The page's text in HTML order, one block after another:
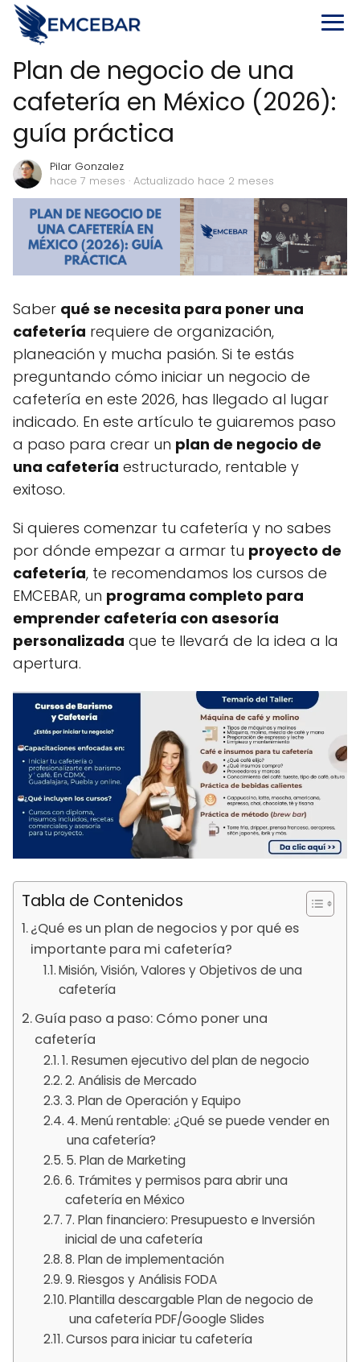
Plan de negocio de una
cafetería en México (2026):
guía práctica
Pilar Gonzalez
hace 7 meses · Actualizado hace 2 meses
Saber qué se necesita para poner una
cafetería requiere de organización,
planeación y mucha pasión. Si te estás
preguntando cómo iniciar un negocio de
cafetería en este 2026, has llegado al lugar
indicado. En este artículo te guiaremos paso
a paso para crear un plan de negocio de
una cafetería estructurado, rentable y
exitoso.
Si quieres comenzar tu cafetería y no sabes
por dónde empezar a armar tu proyecto de
cafetería, te recomendamos los cursos de
EMCEBAR, un programa completo para
emprender cafetería con asesoría
personalizada que te llevará de la idea a la
apertura.
Tabla de Contenidos
¿Qué es un plan de negocios y por qué es
importante para mi cafetería?
Misión, Visión, Valores y Objetivos de una
cafetería
Guía paso a paso: Cómo poner una
cafetería
1. Resumen ejecutivo del plan de negocio
2. Análisis de Mercado
3. Plan de Operación y Equipo
4. Menú rentable: ¿Qué se puede vender en
una cafetería?
5. Plan de Marketing
6. Trámites y permisos para abrir una
cafetería en México
7. Plan financiero: Presupuesto e Inversión
inicial de una cafetería
8. Plan de implementación
9. Riesgos y Análisis FODA
Plantilla descargable Plan de negocio de
una cafetería PDF/Google Slides
Cursos para iniciar tu cafetería